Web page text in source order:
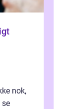
nok,
se